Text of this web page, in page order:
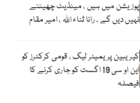
پوزیشن میں ہیں ، مینڈیٹ چھیننے
نہیں دیں گے ، رانا ثناء اللہ ، امیر مقام
کیریبین پریمیئر لیگ ، قومی کرکٹرز کو
این او سی 19 اگست کو جاری کرنے کا
فیصلہ